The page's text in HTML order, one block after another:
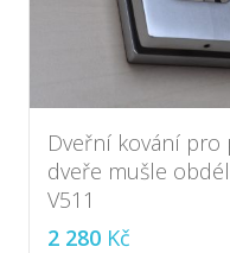
Dveřní kování pro
dveře mušle
V511
2 280 Kč